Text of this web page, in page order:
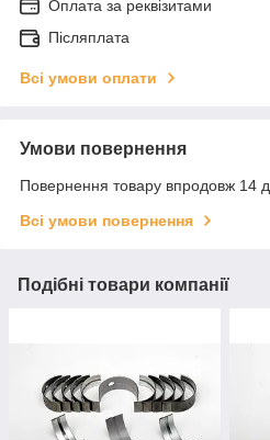
Оплата за реквізитами
Післяплата
Всі умови оплати
Умови повернення
Повернення товару впродовж 14
Всі умови повернення
Подібні товари компанії